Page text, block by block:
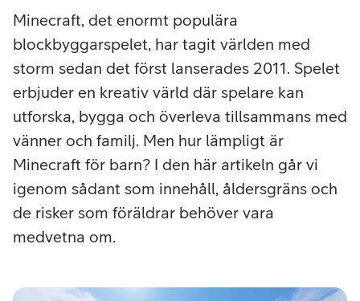
Minecraft, det enormt populära
blockbyggarspelet, har tagit världen med
storm sedan det först lanserades 2011. Spelet
erbjuder en kreativ värld där spelare kan
utforska, bygga och överleva tillsammans med
vänner och familj. Men hur lämpligt är
Minecraft för barn? I den här artikeln går vi
igenom sådant som innehåll, åldersgräns och
de risker som föräldrar behöver vara
medvetna om.